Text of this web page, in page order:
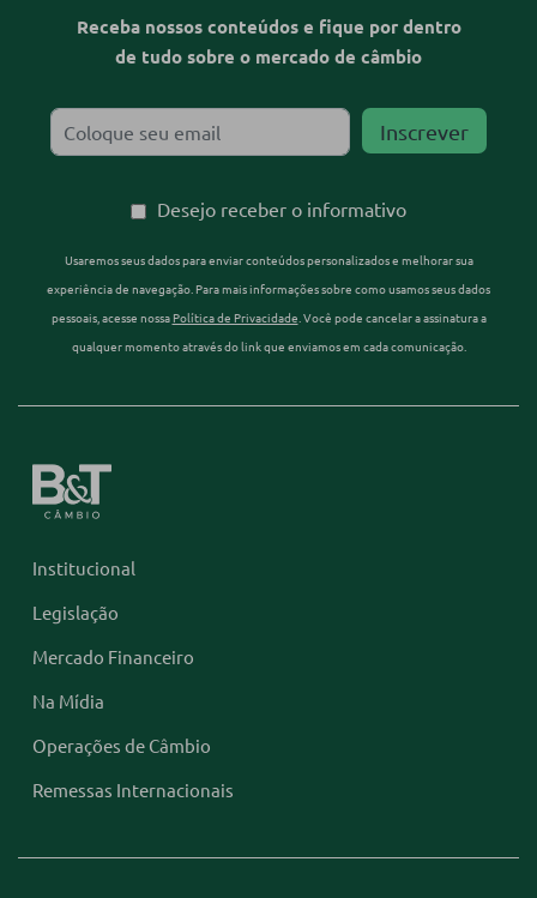
Institucional
Legislação
Mercado Financeiro
Na Mídia
Operações de Câmbio
Remessas Internacionais
Receba nossos conteúdos e fique por dentro
de tudo sobre o mercado de câmbio
Desejo receber o informativo
Usaremos seus dados para enviar conteúdos personalizados e melhorar sua
experiência de navegação. Para mais informações sobre como usamos seus dados
pessoais, acesse nossa Política de Privacidade. Você pode cancelar a assinatura a
qualquer momento através do link que enviamos em cada comunicação.